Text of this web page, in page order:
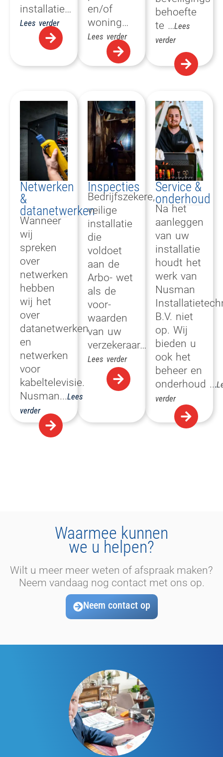
installatie…
Lees verder
en/of
woning…
Lees verder
behoefte
te …Lees
verder
Netwerken
&
datanetwerken
Wanneer
wij
spreken
over
netwerken
hebben
wij het
over
datanetwerken
en
netwerken
voor
kabeltelevisie.
Nusman...Lees
verder
Inspecties​
Bedrijfszekere,
veilige
installatie
die
voldoet
aan de
Arbo- wet
als de
voor-
waarden
van uw
verzekeraar…
Lees verder
Service &
onderhoud
Na het
aanleggen
van uw
installatie
houdt het
werk van
Nusman
B.V. niet
op. Wij
bieden u
ook het
beheer en
onderhoud ...
verder
Waarmee kunnen
we u helpen?
Wilt u meer meer weten of afspraak maken?
Neem vandaag nog contact met ons op.
Neem contact op